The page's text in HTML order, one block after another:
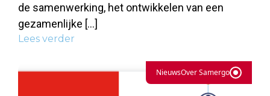
de samenwerking, het ontwikkelen van een
gezamenlijke […]
Lees verder
NieuwsOver Samergo